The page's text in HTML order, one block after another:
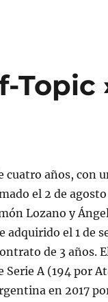
Topic
cuatro años, con
el 2 de
Lozano y
adquirido el 1 de
de 3 años.
Serie A (194 por
en 2017